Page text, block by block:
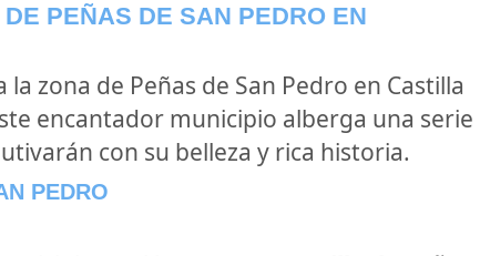
PEÑAS DE SAN PEDRO EN
zona de Peñas de San Pedro en Castilla
encantador municipio alberga una serie
con su belleza y rica historia.
PEDRO